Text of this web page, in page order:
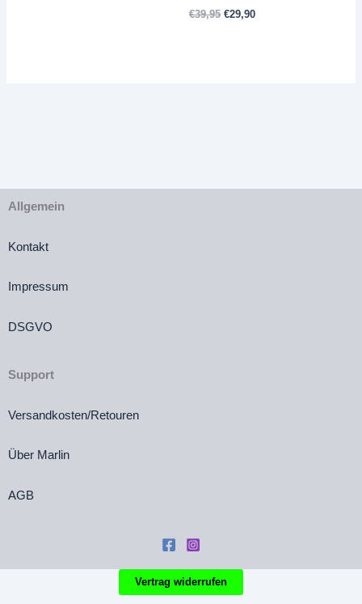
€39,95 Ursprünglicher
€29,90Aktueller
Allgemein
Kontakt
Impressum
DSGVO
Support
Versandkosten/Retouren
Über Marlin
AGB
Vertrag widerrufen